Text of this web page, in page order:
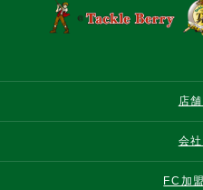
店
会
FC加